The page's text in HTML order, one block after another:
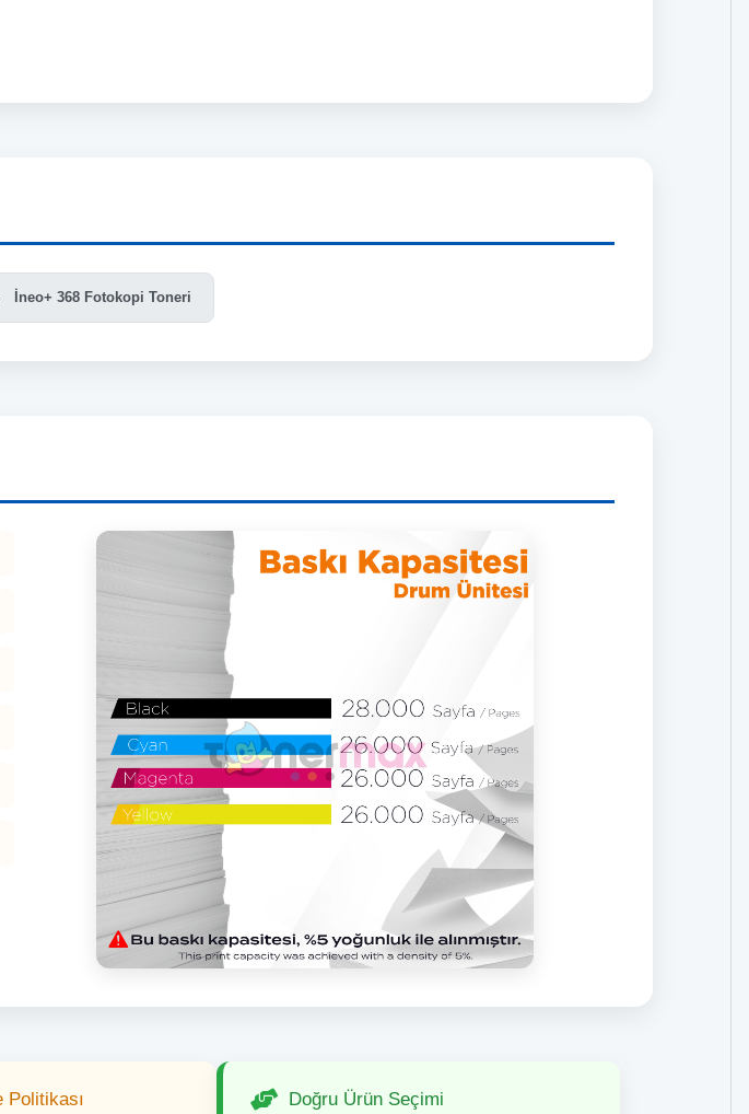
İneo+ 368 Fotokopi Toneri
Politikası Doğru Ürün Seçimi